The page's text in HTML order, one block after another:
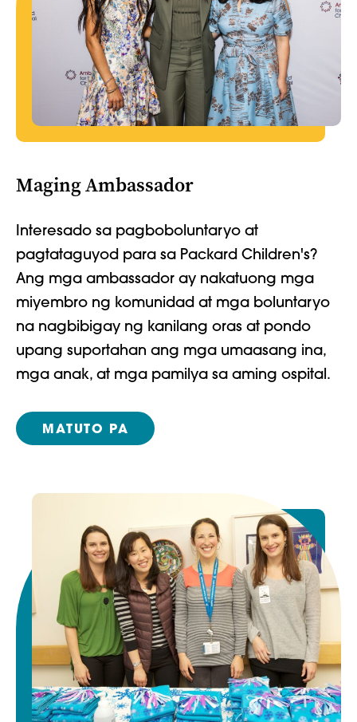
Maging Ambassador
Interesado sa pagboboluntaryo at
pagtataguyod para sa Packard Children's?
Ang mga ambassador ay nakatuong mga
miyembro ng komunidad at mga boluntaryo
na nagbibigay ng kanilang oras at pondo
upang suportahan ang mga umaasang ina,
mga anak, at mga pamilya sa aming ospital.
MATUTO PA